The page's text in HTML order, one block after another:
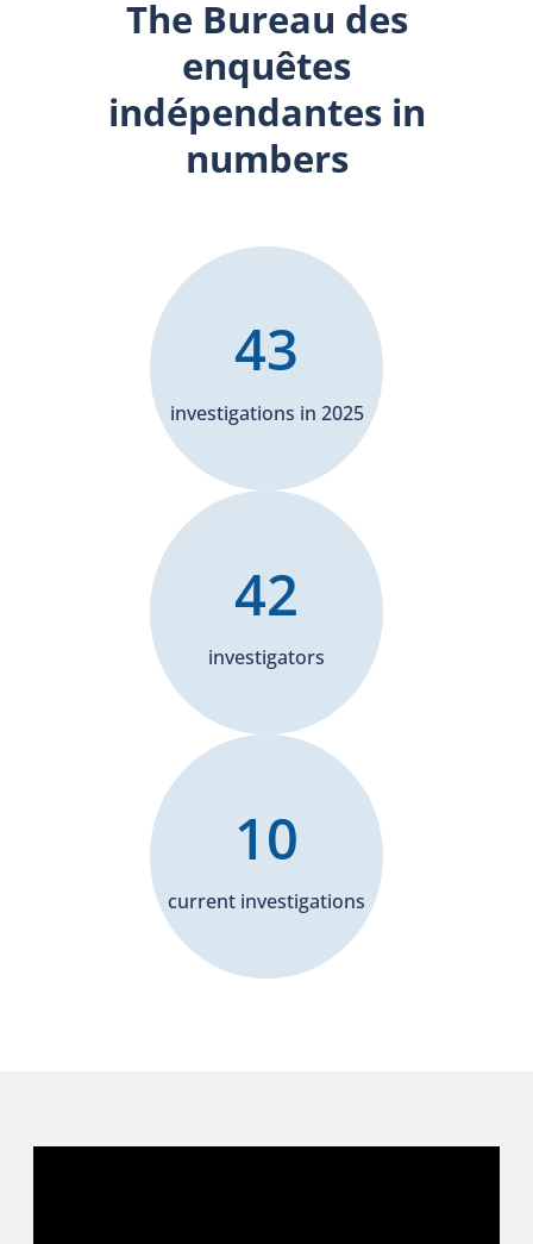
The Bureau des
enquêtes
indépendantes in
numbers
investigations in 2025
43
investigators
42
current investigations
10